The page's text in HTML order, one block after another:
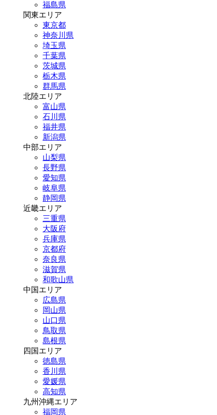
福島県
関東エリア
東京都
神奈川県
埼玉県
千葉県
茨城県
栃木県
群馬県
北陸エリア
富山県
石川県
福井県
新潟県
中部エリア
山梨県
長野県
愛知県
岐阜県
静岡県
近畿エリア
三重県
大阪府
兵庫県
京都府
奈良県
滋賀県
和歌山県
中国エリア
広島県
岡山県
山口県
鳥取県
島根県
四国エリア
徳島県
香川県
愛媛県
高知県
九州沖縄エリア
福岡県